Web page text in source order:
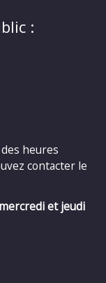
:
heures
contacter le
et jeudi